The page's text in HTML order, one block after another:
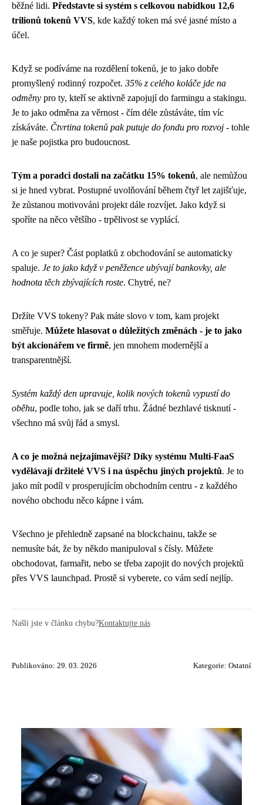
běžné lidi. Představte si systém s celkovou nabídkou 12,6
trilionů tokenů VVS, kde každý token má své jasné místo a
účel.
Když se podíváme na rozdělení tokenů, je to jako dobře
promyšlený rodinný rozpočet. 35% z celého koláče jde na
odměny pro ty, kteří se aktivně zapojují do farmingu a stakingu.
Je to jako odměna za věrnost - čím déle zůstáváte, tím víc
získáváte. Čtvrtina tokenů pak putuje do fondu pro rozvoj - tohle
je naše pojistka pro budoucnost.
Tým a poradci dostali na začátku 15% tokenů, ale nemůžou
si je hned vybrat. Postupné uvolňování během čtyř let zajišťuje,
že zůstanou motivováni projekt dále rozvíjet. Jako když si
spoříte na něco většího - trpělivost se vyplácí.
A co je super? Část poplatků z obchodování se automaticky
spaluje. Je to jako když v peněžence ubývají bankovky, ale
hodnota těch zbývajících roste. Chytré, ne?
Držíte VVS tokeny? Pak máte slovo v tom, kam projekt
směřuje. Můžete hlasovat o důležitých změnách - je to jako
být akcionářem ve firmě, jen mnohem modernější a
transparentnější.
Systém každý den upravuje, kolik nových tokenů vypustí do
oběhu, podle toho, jak se daří trhu. Žádné bezhlavé tisknutí -
všechno má svůj řád a smysl.
A co je možná nejzajímavější? Díky systému Multi-FaaS
vydělávají držitelé VVS i na úspěchu jiných projektů. Je to
jako mít podíl v prosperujícím obchodním centru - z každého
nového obchodu něco kápne i vám.
Všechno je přehledně zapsané na blockchainu, takže se
nemusíte bát, že by někdo manipuloval s čísly. Můžete
obchodovat, farmařit, nebo se třeba zapojit do nových projektů
přes VVS launchpad. Prostě si vyberete, co vám sedí nejlíp.
Našli jste v článku chybu?Kontaktujte nás
Publikováno: 29. 03. 2026 Kategorie: Ostatní